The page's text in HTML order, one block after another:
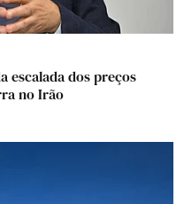
escalada dos preços
no Irão